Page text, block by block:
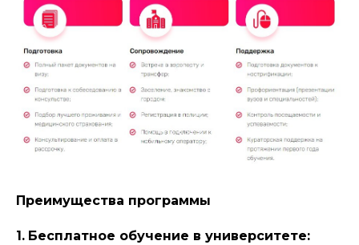
Преимущества программы
1. Бесплатное обучение в университете: